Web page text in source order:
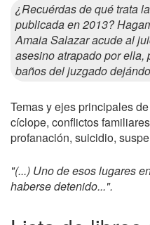
¿Recuérdas de qué trata
publicada en 2013?
Amaia Salazar acude al
asesino atrapado por ella,
baños del juzgado
Temas y ejes principales
cíclope, conflictos
profanación, suicidio,
"(...) Uno de esos lugares
haberse detenido...".